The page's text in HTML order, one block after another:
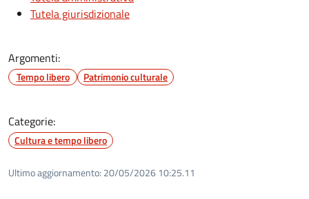
Tutela giurisdizionale
Argomenti:
Tempo libero Patrimonio culturale
Categorie:
Cultura e tempo libero
Ultimo aggiornamento: 20/05/2026 10:25.11